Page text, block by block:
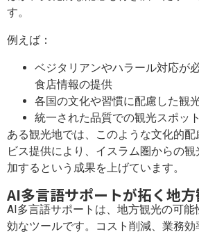
す。
例えば：
ベジタリアンやハラール対応が
食店情報の提供
各国の文化や習慣に配慮した観
統一された品質での観光スポッ
ある観光地では、このような文化的
ビス提供により、イスラム圏からの
加するという成果を上げています。
AI多言語サポートが拓く地
AI多言語サポートは、地方観光の可
効なツールです。コスト削減、業務